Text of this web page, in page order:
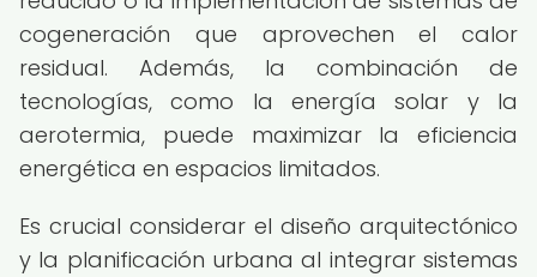
cogeneración que aprovechen el calor
residual. Además, la combinación de
tecnologías, como la energía solar y la
aerotermia, puede maximizar la eficiencia
energética en espacios limitados.
Es crucial considerar el diseño arquitectónico
y la planificación urbana al integrar sistemas